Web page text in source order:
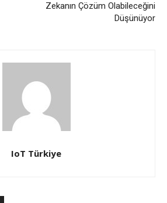
Zekanın Çözüm Olabileceğini
Düşünüyor
IoT Türkiye